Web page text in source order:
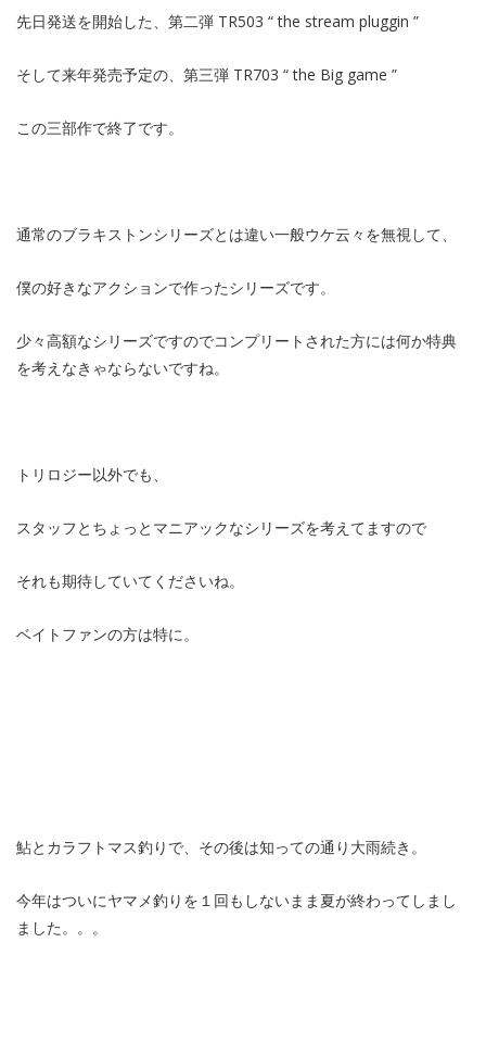
先日発送を開始した、第二弾 TR503 “ the stream pluggin ”
そして来年発売予定の、第三弾 TR703 “ the Big game ”
この三部作で終了です。
通常のブラキストンシリーズとは違い一般ウケ云々を無視して、
僕の好きなアクションで作ったシリーズです。
少々高額なシリーズですのでコンプリートされた方には何か特典
を考えなきゃならないですね。
トリロジー以外でも、
スタッフとちょっとマニアックなシリーズを考えてますので
それも期待していてくださいね。
ベイトファンの方は特に。
鮎とカラフトマス釣りで、その後は知っての通り大雨続き。
今年はついにヤマメ釣りを１回もしないまま夏が終わってしまし
ました。。。